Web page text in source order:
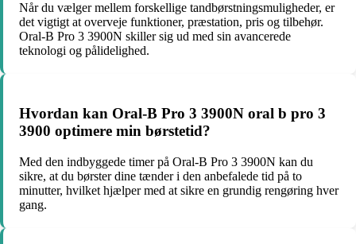
Når du vælger mellem forskellige tandbørstningsmuligheder, er
det vigtigt at overveje funktioner, præstation, pris og tilbehør.
Oral-B Pro 3 3900N skiller sig ud med sin avancerede
teknologi og pålidelighed.
Hvordan kan Oral-B Pro 3 3900N oral b pro 3
3900 optimere min børstetid?
Med den indbyggede timer på Oral-B Pro 3 3900N kan du
sikre, at du børster dine tænder i den anbefalede tid på to
minutter, hvilket hjælper med at sikre en grundig rengøring hver
gang.